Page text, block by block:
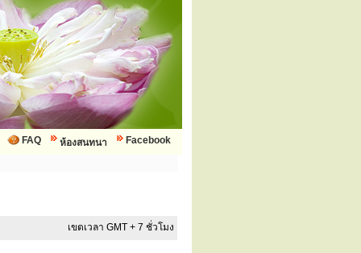
Facebook
ห้องสนทนา
FAQ
เขตเวลา GMT + 7 ชั่วโมง